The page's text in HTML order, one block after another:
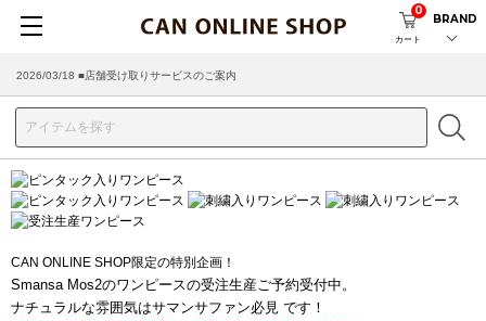
カート
0
BRAND
2026/03/18 ■店舗受け取りサービスのご案内
CAN ONLINE SHOP限定の特別企画！
Smansa Mos2のワンピースの受注生産ご予約受付中。
ナチュラルな雰囲気はサマンサファン必見 です！